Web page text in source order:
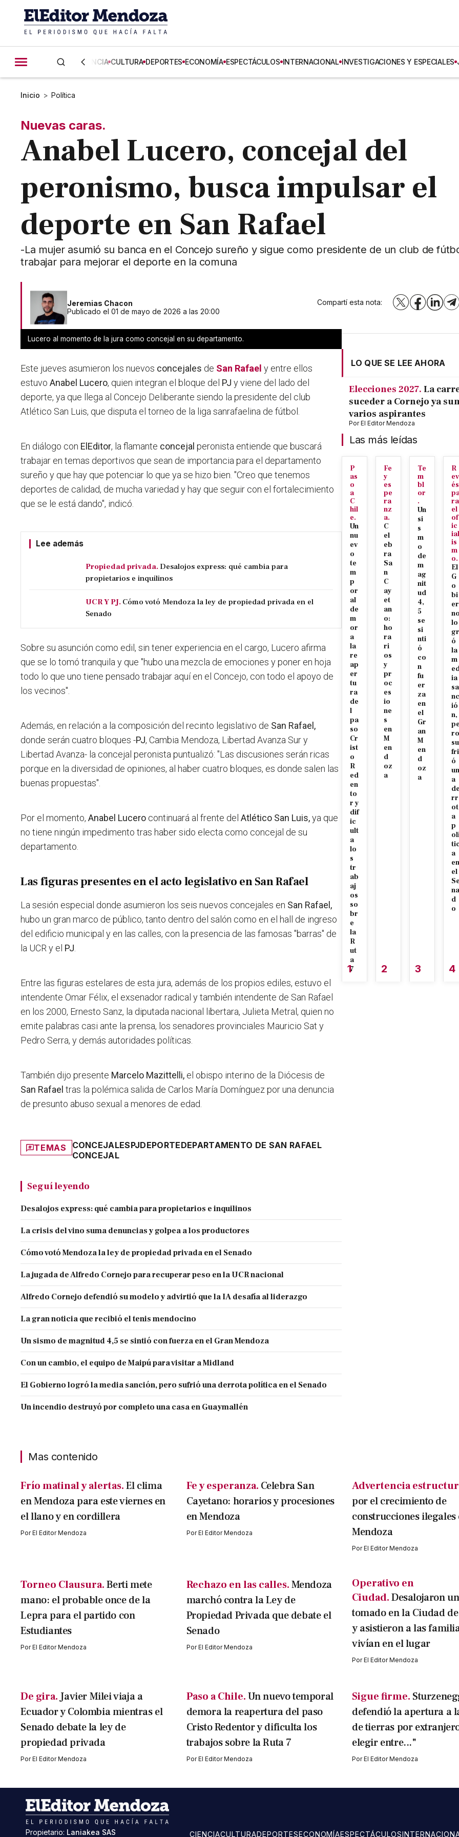
CIENCIA CULTURA DEPORTES ECONOMÍA ESPECTÁCULOS INTERNACIONAL INVESTIGACIONES Y ESPECIALES
Inicio > Política
Nuevas caras.
Anabel Lucero, concejal del
peronismo, busca impulsar el
deporte en San Rafael
-La mujer asumió su banca en el Concejo sureño y sigue como presidente de un club de
trabajar para mejorar el deporte en la comuna
Jeremias Chacon
Publicado el 01 de mayo de 2026 a las 20:00
Compartí esta nota: X Facebook
Lucero al momento de la jura como concejal en su departamento.
Este jueves asumieron los nuevos concejales de San Rafaely entre ellos
estuvoAnabel Lucero, quien integran el bloque del PJy viene del lado del
deporte, ya que llega al Concejo Deliberante siendo la presidente del club
Atlético San Luis, que disputa el torneo de la liga sanrafaelina de fútbol.
En diálogo con ElEditor, la flamante concejalperonista entiende que buscará
trabajar en temas deportivos que sean de importancia para el departamento
sureño y que hay que potenciar lo que ya se hizo bien."Creo que tenemos
deportes de calidad, de mucha variedad y hay que seguir con el fortalecimiento
que se le está dando", indicó.
Lee además
Propiedad privada. Desalojos express: qué cambia para
propietarios e inquilinos
UCR Y PJ. Cómo votó Mendoza la ley de propiedad privada en el
Senado
Sobre su asunción como edil, sin tener experiencia en el cargo, Lucero afirma
que se lo tomó tranquila y que "hubo una mezcla de emociones y poner en hoja
todo lo que uno tiene pensado trabajar aquí en el Concejo, con todo el apoyo de
los vecinos".
Además, en relación a la composición del recinto legislativo de San Rafael,
donde serán cuatro bloques -PJ, Cambia Mendoza, Libertad Avanza Sur y
Libertad Avanza- la concejal peronista puntualizó: "Las discusiones serán ricas
porque en la diversidad de opiniones, al haber cuatro bloques, es donde salen las
buenas propuestas".
Por el momento,Anabel Lucero continuará al frente del Atlético San Luis,ya que
no tiene ningún impedimento tras haber sido electa como concejal de su
departamento.
Las figuras presentes en el acto legislativo en San Rafael
La sesión especial donde asumieron los seis nuevos concejales en San Rafael,
hubo un gran marco de público, tanto dentro del salón como en el hall de ingreso
del edificio municipal y en las calles, con la presencia de las famosas "barras" de
la UCR y el PJ
Entre las figuras estelares de esta jura, además de los propios ediles, estuvo el
intendente Omar Félix, el exsenador radical y también intendente de San Rafael
en los 2000, Ernesto Sanz, la diputada nacional libertara, Julieta Metral, quien no
emite palabras casi ante la prensa, los senadores provinciales Mauricio Sat y
Pedro Serra, y demás autoridades políticas.
También dijo presente Marcelo Mazittelli, el obispo interino de la Diócesis de
San Rafaeltras la polémica salida de Carlos María Domínguez por una denuncia
de presunto abuso sexual a menores de edad.
TEMAS CONCEJALESPJDEPORTEDEPARTAMENTO DE SAN RAFAEL
CONCEJAL
Seguí leyendo
Desalojos express: qué cambia para propietarios e inquilinos
La crisis del vino suma denuncias y golpea a los productores
Cómo votó Mendoza la ley de propiedad privada en el Senado
La jugada de Alfredo Cornejo para recuperar peso en la UCR nacional
Alfredo Cornejo defendió su modelo y advirtió que la IA desafía al liderazgo
La gran noticia que recibió el tenis mendocino
Un sismo de magnitud 4,5 se sintió con fuerza en el Gran Mendoza
Con un cambio, el equipo de Maipú para visitar a Midland
El Gobierno logró la media sanción, pero sufrió una derrota política en el Senado
Un incendio destruyó por completo una casa en Guaymallén
LO QUE SE LEE AHORA
Elecciones 2027. La
suceder a Cornejo ya
varios aspirantes
PorEl Editor Mendoza
Las más leídas
P
as
o
a
C
hil
e.
Un
nu
ev
o
te
m
p
or
al
de
m
or
a
la
re
ap
er
tu
ra
de
l
pa
so
Cr
ist
o
R
ed
en
to
r y
dif
ic
ult
a
lo
s
tr
ab
aj
os
so
br
e
la
R
ut
a
7
1
Fe
y
es
pe
ra
nz
a.
C
el
eb
ra
Sa
n
C
ay
et
an
o:
ho
ra
ri
os
y
pr
oc
es
io
ne
s
en
M
en
d
oz
a
2
Te
m
bl
or
.
Un
si
s
m
o
de
m
ag
nit
ud
4,
5
se
si
nti
ó
co
n
fu
er
za
en
el
Gr
an
M
en
d
oz
a
3
R
ev
és
ra
el
of
ic
ial
is
m
o.
El
G
o
bi
er
lo
gr
ó
la
m
ia
sa
nc
ió
n,
ro
su
fri
ó
un
a
rr
ot
a
p
a
en
el
na
d
o
4
Mas contenido
Frío matinal y alertas. El clima
en Mendoza para este viernes en
el llano y en cordillera
PorEl Editor Mendoza
Fe y esperanza. Celebra San
Cayetano: horarios y procesiones
en Mendoza
PorEl Editor Mendoza
Advertencia
por el crecimiento de
construcciones ilegales
Mendoza
PorEl Editor Mendoza
Torneo Clausura. Berti mete
mano: el probable once de la
Lepra para el partido con
Estudiantes
PorEl Editor Mendoza
Rechazo en las calles.Mendoza
marchó contra la Ley de
Propiedad Privada que debate el
Senado
PorEl Editor Mendoza
Operativo en
Ciudad.Desalojaron
tomado en la Ciudad
y asistieron a las
vivían en el lugar
PorEl Editor Mendoza
De gira. Javier Milei viaja a
Ecuador y Colombia mientras el
Senado debate la ley de
propiedad privada
PorEl Editor Mendoza
Paso a Chile.Un nuevo temporal
demora la reapertura del paso
Cristo Redentor y dificulta los
trabajos sobre la Ruta 7
PorEl Editor Mendoza
Sigue firme.
defendió la apertura a
de tierras por
elegir entre..."
PorEl Editor Mendoza
Propietario: Laniakea SAS CIENCIACULTURADEPORTESECONOMÍAESPECTÁCULOS